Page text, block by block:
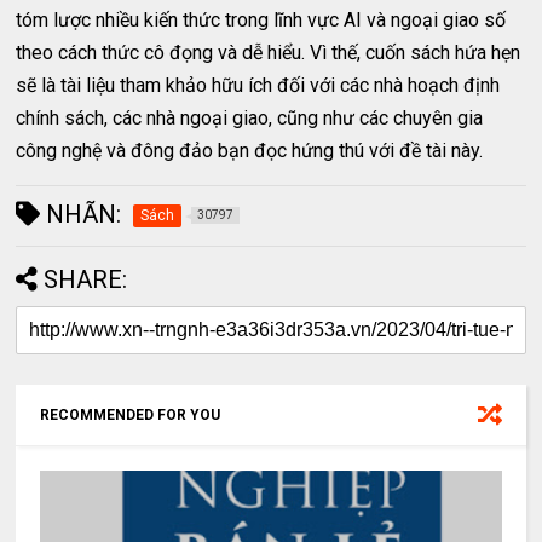
tóm lược nhiều kiến thức trong lĩnh vực AI và ngoại giao số
theo cách thức cô đọng và dễ hiểu. Vì thế, cuốn sách hứa hẹn
sẽ là tài liệu tham khảo hữu ích đối với các nhà hoạch định
chính sách, các nhà ngoại giao, cũng như các chuyên gia
công nghệ và đông đảo bạn đọc hứng thú với đề tài này.
NHÃN: Sách 30797
SHARE:
RECOMMENDED FOR YOU